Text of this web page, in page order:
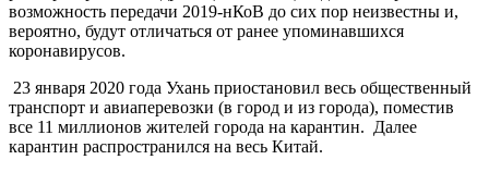
возможность передачи 2019-нКоВ до сих пор неизвестны и,
вероятно, будут отличаться от ранее упоминавшихся
коронавирусов.
23 января 2020 года Ухань приостановил весь общественный
транспорт и авиаперевозки (в город и из города), поместив
все 11 миллионов жителей города на карантин. Далее
карантин распространился на весь Китай.